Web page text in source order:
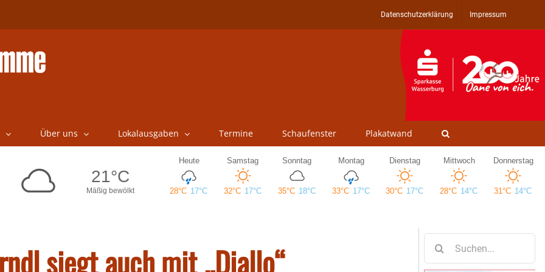
Datenschutzerklärung Impressum
Über uns Lokalausgaben Termine Schaufenster Plakatwand
siegt auch mit „Diallo“
nach: